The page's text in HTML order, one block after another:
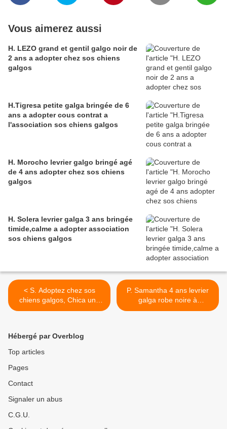
Vous aimerez aussi
H. LEZO grand et gentil galgo noir de
2 ans a adopter chez sos chiens
galgos
H.Tigresa petite galga bringée de 6
ans a adopter cous contrat a
l'association sos chiens galgos
H. Morocho levrier galgo bringé agé
de 4 ans adopter chez sos chiens
galgos
H. Solera levrier galga 3 ans bringée
timide,calme a adopter association
sos chiens galgos
< S. Adoptez chez sos
chiens galgos, Chica une
super petite galga de 16
P. Samantha 4 ans levrier
galga robe noire à
l'adoption à l'adoption sos
Hébergé par Overblog
Top articles
Pages
Contact
Signaler un abus
C.G.U.